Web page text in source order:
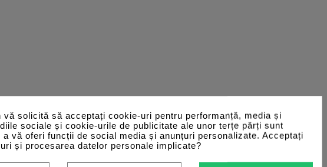
vă solicită să acceptați cookie-uri pentru performanță, media și
sociale și cookie-urile de publicitate ale unor terțe părți sunt
a vă oferi funcții de social media și anunțuri personalizate. Acceptați
și procesarea datelor personale implicate?